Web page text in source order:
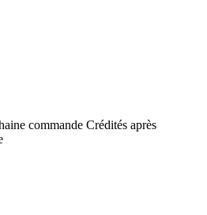
commande Crédités après